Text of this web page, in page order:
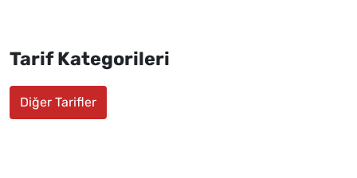
Tarif Kategorileri
Diğer Tarifler